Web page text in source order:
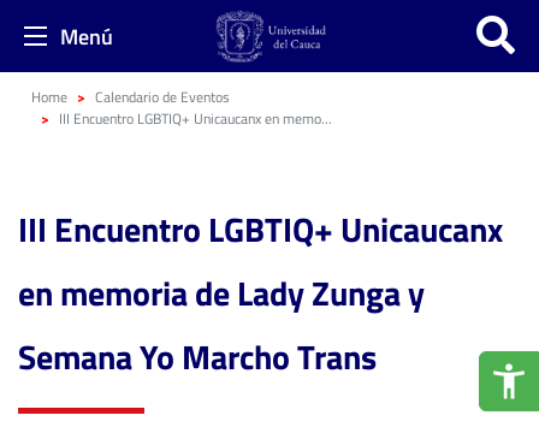
Menú
Home
Calendario de Eventos
III Encuentro LGBTIQ+ Unicaucanx en memoria de Lady Zunga y Semana Yo Marcho Trans
III Encuentro LGBTIQ+ Unicaucanx
en memoria de Lady Zunga y
Semana Yo Marcho Trans